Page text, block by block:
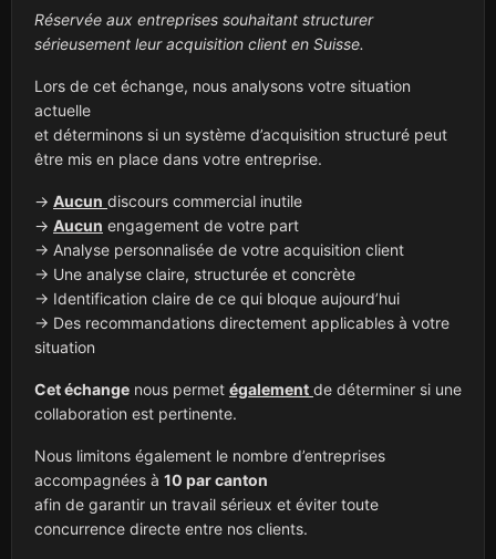
Réservée aux entreprises souhaitant structurer
sérieusement leur acquisition client en Suisse.
Lors de cet échange, nous analysons votre situation
actuelle
et déterminons si un système d’acquisition structuré peut
être mis en place dans votre entreprise.
→ Aucun discours commercial inutile
→ Aucun engagement de votre part
→ Analyse personnalisée de votre acquisition client
→ Une analyse claire, structurée et concrète
→ Identification claire de ce qui bloque aujourd’hui
→ Des recommandations directement applicables à votre
situation
Cet échange nous permet également de déterminer si une
collaboration est pertinente.
Nous limitons également le nombre d’entreprises
accompagnées à 10 par canton
afin de garantir un travail sérieux et éviter toute
concurrence directe entre nos clients.